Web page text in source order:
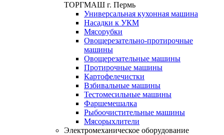
ТОРГМАШ г. Пермь
Универсальная кухонная машина
Насадки к УКМ
Мясорубки
Овощерезательно-протирочные
машины
Овощерезательные машины
Протирочные машины
Картофелечистки
Взбивальные машины
Тестомесильные машины
Фаршемешалка
Рыбоочистительные машины
Мясорыхлители
Электромеханическое оборудование